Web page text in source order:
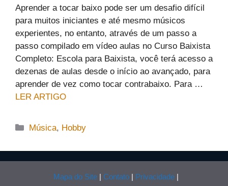
Aprender a tocar baixo pode ser um desafio difícil
para muitos iniciantes e até mesmo músicos
experientes, no entanto, através de um passo a
passo compilado em vídeo aulas no Curso Baixista
Completo: Escola para Baixista, você terá acesso a
dezenas de aulas desde o início ao avançado, para
aprender de vez como tocar contrabaixo. Para …
LER ARTIGO
Categorias
Música, Hobby
Mapa do Site | Contato | Privacidade |